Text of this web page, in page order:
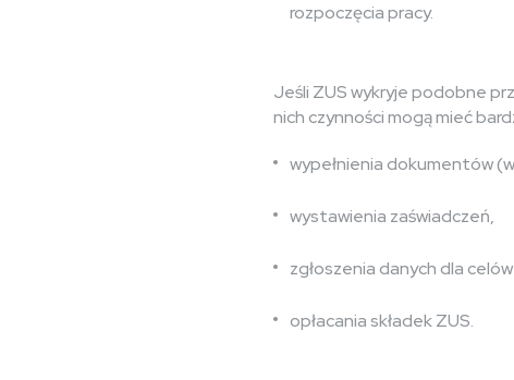
rozpoczęcia pracy.
Jeśli ZUS wykryje podobne
nich czynności mogą mieć
wypełnienia dokumentów
wystawienia zaświadczeń,
zgłoszenia danych dla
opłacania składek ZUS.